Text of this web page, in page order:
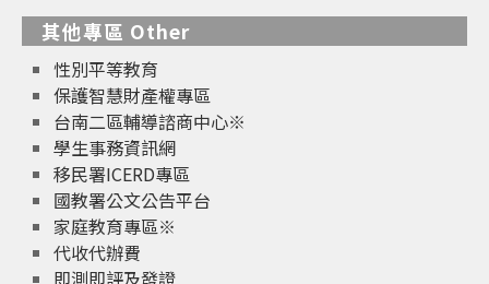
其他專區 Other
性別平等教育
保護智慧財產權專區
台南二區輔導諮商中心※
學生事務資訊網
移民署ICERD專區
國教署公文公告平台
家庭教育專區※
代收代辦費
即測即評及發證